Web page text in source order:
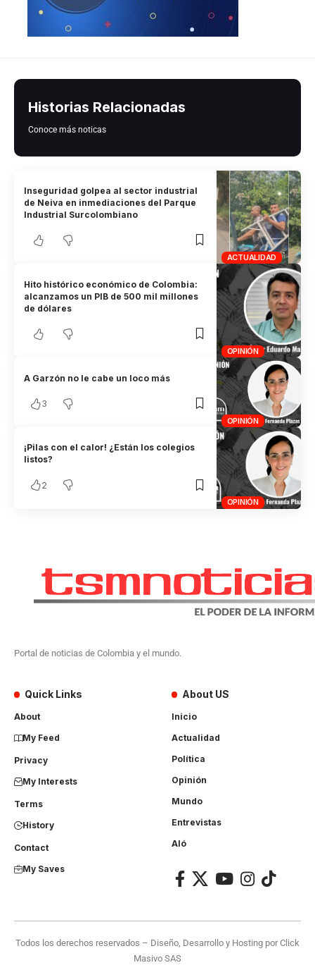
Historias Relacionadas
Conoce más noticas
ACTUALIDAD
Inseguridad golpea al sector industrial
de Neiva en inmediaciones del Parque
Industrial Surcolombiano
OPINIÓN
Hito histórico económico de Colombia:
alcanzamos un PIB de 500 mil millones
de dólares
OPINIÓN
A Garzón no le cabe un loco más
3
OPINIÓN
¡Pilas con el calor! ¿Están los colegios
listos?
2
Portal de noticias de Colombia y el mundo.
Quick Links
About
My Feed
Privacy
My Interests
Terms
History
Contact
My Saves
About US
Inicio
Actualidad
Política
Opinión
Mundo
Entrevistas
Aló
Todos los derechos reservados – Diseño, Desarrollo y Hosting porClick
Masivo SAS